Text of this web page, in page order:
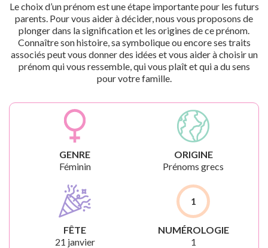
Le choix d’un prénom est une étape importante pour les futurs
parents. Pour vous aider à décider, nous vous proposons de
plonger dans la signification et les origines de ce prénom.
Connaître son histoire, sa symbolique ou encore ses traits
associés peut vous donner des idées et vous aider à choisir un
prénom qui vous ressemble, qui vous plaît et qui a du sens
pour votre famille.
GENRE
Féminin
ORIGINE
Prénoms grecs
FÊTE
21 janvier
1
NUMÉROLOGIE
1